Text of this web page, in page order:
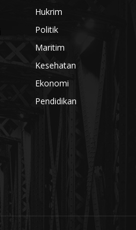
Hukrim
Politik
Maritim
Kesehatan
Ekonomi
Pendidikan